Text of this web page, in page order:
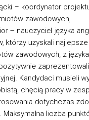
– koordynator
zawodowych,
– nauczyciel języka
którzy uzyskali
zawodowych, z języka
Kandydaci musieli
chęcią pracy w
dotychczas
liczba